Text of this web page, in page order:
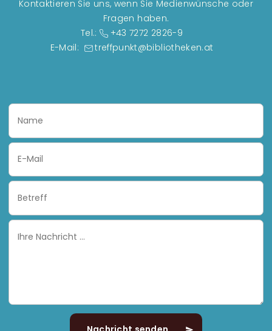
Kontaktieren Sie uns, wenn Sie Medienwünsche oder
Fragen haben.
Tel.:
+43 7272 2826-9
E-Mail:
treffpunkt@bibliotheken.at
Name
Email
Subject
Ihre
Nachricht